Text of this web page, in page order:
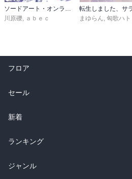
川原礫
ａｂｅｃ
まゆらん 匈歌ハト
フロア
総合
ラノベ
雑誌・グラビア
BL・TL
セール
総合
ラノベ
雑誌・グラビア
新着
総合
ラノベ
ランキング
総合
ジャンル